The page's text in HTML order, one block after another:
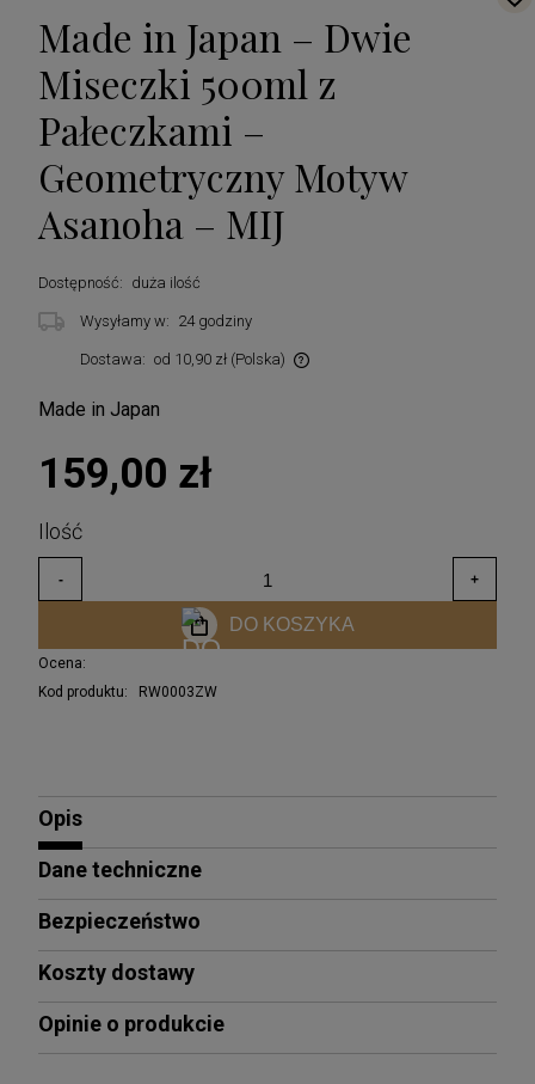
Made in Japan – Dwie
Miseczki 500ml z
Pałeczkami –
Geometryczny Motyw
Asanoha – MIJ
Dostępność: duża ilość
Wysyłamy w: 24 godziny
Dostawa: od 10,90 zł (Polska)
Made in Japan
159,00 zł
DO KOSZYKA
Ocena:
Kod produktu:
RW0003ZW
Opis
Dane techniczne
Bezpieczeństwo
Koszty dostawy
Opinie o produkcie